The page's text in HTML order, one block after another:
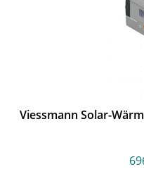
Viessmann Solar-